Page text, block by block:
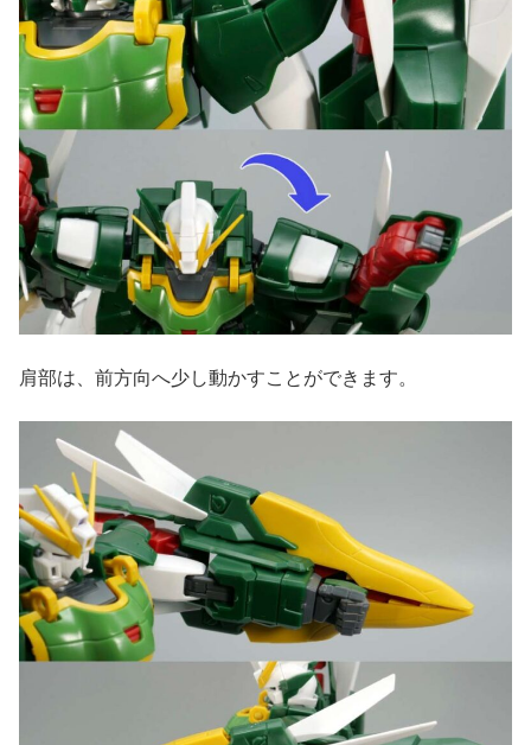
肩部は、前方向へ少し動かすことができます。